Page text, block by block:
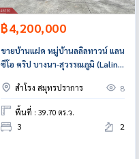
฿4,200,000
ขายบ้านแฝด หมู่บ้านลลิลทาวน์ แลน
ซีโอ คริป บางนา-สุวรรณภูมิ (Lalin
Suvarnabhumi) สมุทรปราการ
สำโรง สมุทรปราการ 8
พื้นที่ : 39.70 ตร.ว.
3 2